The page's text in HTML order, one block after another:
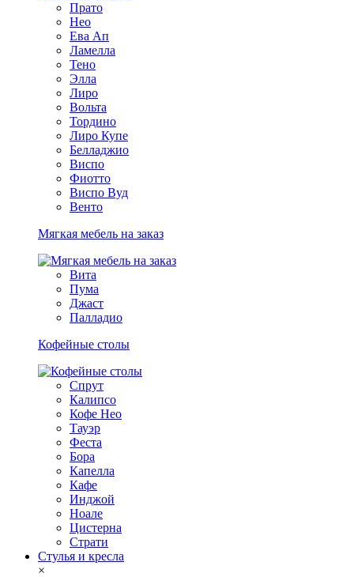
Прато
Нео
Ева Ап
Ламелла
Тено
Элла
Лиро
Вольта
Тордино
Лиро Купе
Белладжио
Виспо
Фиотто
Виспо Вуд
Венто
Мягкая мебель на заказ
Вита
Пума
Джаст
Палладио
Кофейные столы
Спрут
Калипсо
Кофе Нео
Тауэр
Феста
Бора
Капелла
Кафе
Инджой
Ноале
Цистерна
Страти
Стулья и кресла
×